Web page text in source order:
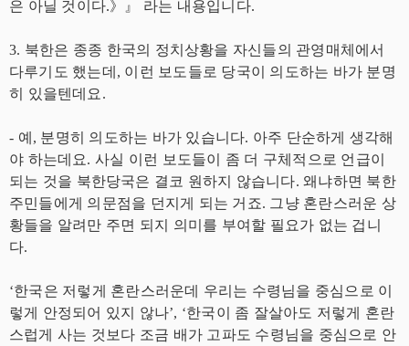
은 아닐 것이다.》』 라는 내용입니다.
3. 북한은 종종 한국의 정치상황을 자신들의 관영매체에서
다루기도 했는데, 이런 보도들로 당국이 의도하는 바가 분명
히 있을텐데요.
- 예, 분명히 의도하는 바가 있습니다. 아주 단순하게 생각해
야 하는데요. 사실 이런 보도들이 좀 더 구체적으로 언급이
되는 것을 북한당국은 결코 원하지 않습니다. 왜냐하면 북한
주민들에게 의문점을 던지게 되는 거죠. 그냥 혼란스러운 상
황들을 알려만 주면 되지 의미를 부여할 필요가 없는 겁니
다.
‘한국은 저렇게 혼란스러운데 우리는 수령님을 중심으로 이
렇게 안정되어 있지 않나’, ‘한국이 좀 잘살아도 저렇게 혼란
스럽게 사는 것보다 조금 배가 고파도 수령님을 중심으로 안